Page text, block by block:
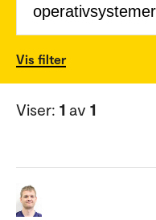
Vis filter
Viser: 1 av 1